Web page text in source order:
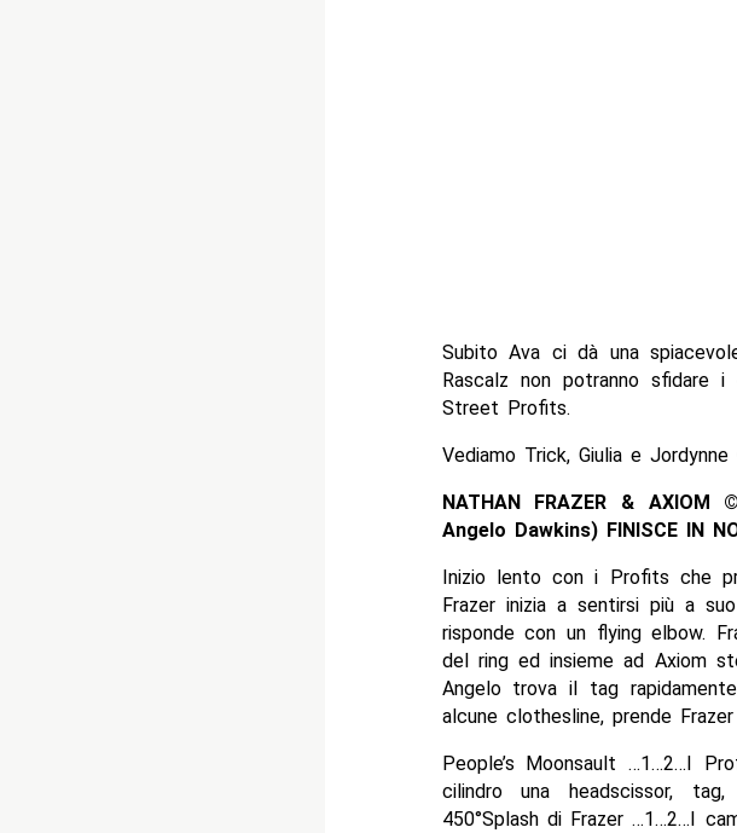
Subito Ava ci dà una
Rascalz non potranno sfidare
Street Profits.
Vediamo Trick, Giulia e Jordynne
NATHAN FRAZER &
Angelo Dawkins) FINISCE IN
Inizio lento con i Profits che
Frazer inizia a sentirsi più a
risponde con un flying elbow.
del ring ed insieme ad Axiom
Angelo trova il tag
alcune clothesline, prende
People’s Moonsault …1…2…I
cilindro una headscissor,
450°Splash di Frazer …1…2…I